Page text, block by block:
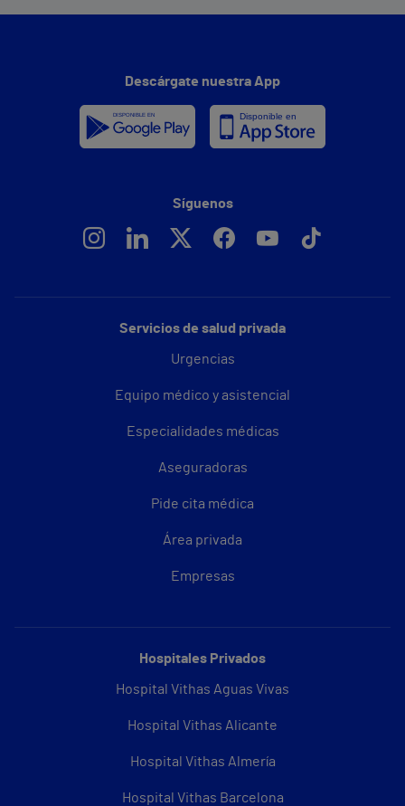
Servicios de salud privada
Urgencias
Equipo médico y asistencial
Especialidades médicas
Aseguradoras
Pide cita médica
Área privada
Empresas
Hospitales Privados
Hospital Vithas Aguas Vivas
Hospital Vithas Alicante
Hospital Vithas Almería
Hospital Vithas Barcelona
Descárgate nuestra App
Síguenos